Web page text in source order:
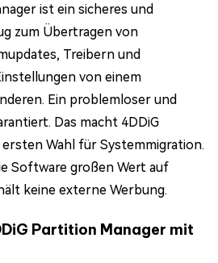
ist ein sicheres und
zum Übertragen von
Treibern und
von einem
Ein problemloser und
Das macht 4DDiG
Wahl für Systemmigration.
Software großen Wert auf
keine externe Werbung.
Partition Manager mit